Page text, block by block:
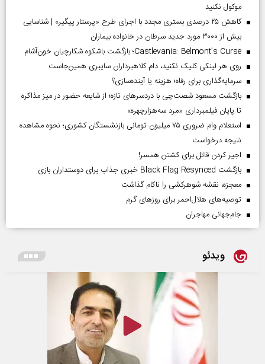
موکول نکنید
کاهش ۲۵ درصدی بستری مجدد با اجرای طرح «پرستار پیگیر» | شناسایی
بیش از ۳۰۰۰ مورد جدید سرطان در خانواده بیماران
Castlevania: Belmont’s Curse؛ بازگشت باشکوه شکارچیان خون‌آشام
روی هر لینکی کلیک نکنید، دام کلاهبرداران سایبری همین‌جاست
سرمایه‌گذاری برای رفاه؛ هزینه یا آینده‌سازی؟
بازگشت مسعود شصت‌چی با دردسر‌های تازه؛ از شایعه حضور در میز مذاکره
تا پایان فیلمبرداری «مرد سه‌هزارچهره»
استعلام وام ضروری ۷۵ میلیون تومانی بازنشستگان کشوری؛ نحوه مشاهده
نتیجه درخواست
اجیر کردن قاتل برای کشتن همسر!
بازگشت Black Flag Resynced خبری جذاب برای دوستداران بازی
معجزه، نقشه شوهرکشی را ناکام گذاشت
توصیه‌های هلال‌احمر برای روز‌های گرم
جام‌جهانی مهاجران
ویدئو